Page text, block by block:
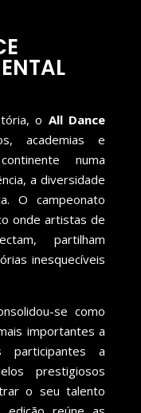
o All Dance
academias e
numa
a diversidade
O campeonato
onde artistas de
partilham
inesquecíveis
se como
importantes a
participantes a
prestigiosos
o seu talento